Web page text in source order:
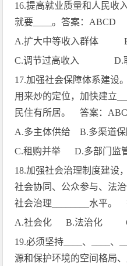
16.提高就业质量和人民收
就要 ____。答案： ABCD
A.扩大中等收入群体
C.调节过高收入 D.
17.加强社会保障体系建设
用来炒的定位，加快建立
民住有所居。 答案： ABC
A.多主体供给 B.多渠道
C.租购并举 D.多部门监
18.加强社会治理制度建设
社会协同、公众参与、法
社会治理
水平。
A.社会化 B.法治化
19.必须坚持 、 、
源和保护环境的空间格局